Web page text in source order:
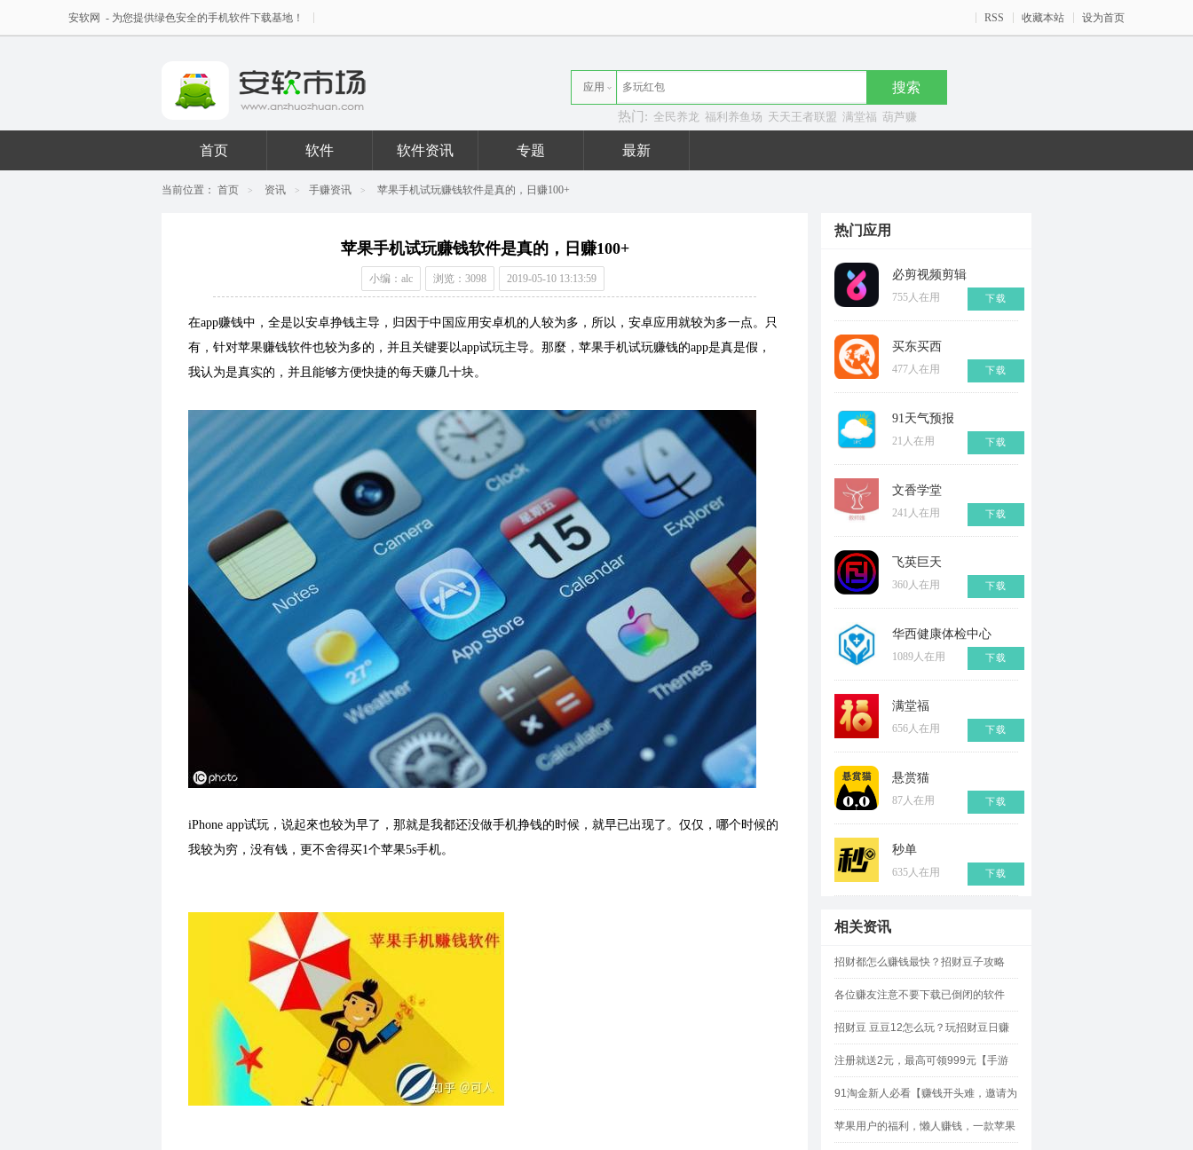
安软网 - 为您提供绿色安全的手机软件下载基地！ RSS 收藏本站 设为首页
应用
热门: 全民养龙 福利养鱼场 天天王者联盟 满堂福 葫芦赚
首页 软件 软件资讯 专题 最新
当前位置： 首页 > 资讯 > 手赚资讯 > 苹果手机试玩赚钱软件是真的，日赚100+
苹果手机试玩赚钱软件是真的，日赚100+
小编：alc 浏览：3098 2019-05-10 13:13:59
在app赚钱中，全是以安卓挣钱主导，归因于中国应用安卓机的人较为多，所以，安卓应用就较为多一点。只
有，针对苹果赚钱软件也较为多的，并且关键要以app试玩主导。那麼，苹果手机试玩赚钱的app是真是假，
我认为是真实的，并且能够方便快捷的每天赚几十块。
iPhone app试玩，说起來也较为早了，那就是我都还没做手机挣钱的时候，就早已出现了。仅仅，哪个时候的
我较为穷，没有钱，更不舍得买1个苹果5s手机。
热门应用
必剪视频剪辑
下载
755人在用
买东买西
下载
477人在用
91天气预报
下载
21人在用
文香学堂
下载
241人在用
飞英巨天
下载
360人在用
华西健康体检中心
下载
1089人在用
满堂福
下载
656人在用
悬赏猫
下载
87人在用
秒单
下载
635人在用
相关资讯
招财都怎么赚钱最快？招财豆子攻略
各位赚友注意不要下载已倒闭的软件
招财豆 豆豆12怎么玩？玩招财豆日赚
注册就送2元，最高可领999元【手游
91淘金新人必看【赚钱开头难，邀请为
苹果用户的福利，懒人赚钱，一款苹果